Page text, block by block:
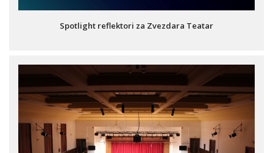
Spotlight reflektori za Zvezdara Teatar